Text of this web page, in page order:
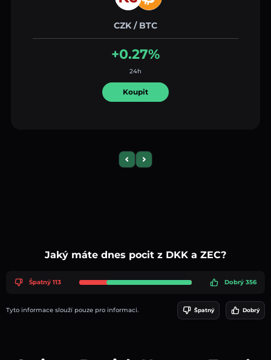
CZK / BTC
+0.27%
24h
Koupit
Previous slide
Next slide
Jaký máte dnes pocit z DKK a ZEC?
Špatný 113 Dobrý 356
Tyto informace slouží pouze pro informaci. Špatný Dobrý